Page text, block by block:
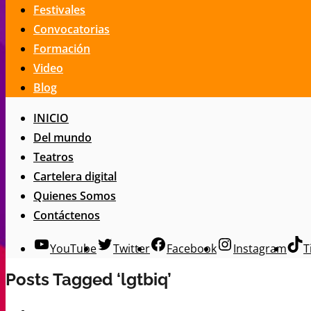
Festivales
Convocatorias
Formación
Video
Blog
INICIO
Del mundo
Teatros
Cartelera digital
Quienes Somos
Contáctenos
YouTube Twitter Facebook Instagram
Posts Tagged ‘lgtbiq’